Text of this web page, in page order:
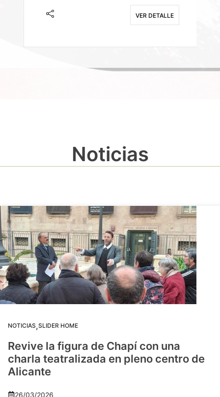
VER DETALLE
Noticias
NOTICIAS,SLIDER HOME
Revive la figura de Chapí con una
charla teatralizada en pleno centro de
Alicante
26/03/2026